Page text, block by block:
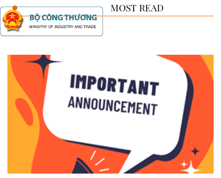
MOST READ